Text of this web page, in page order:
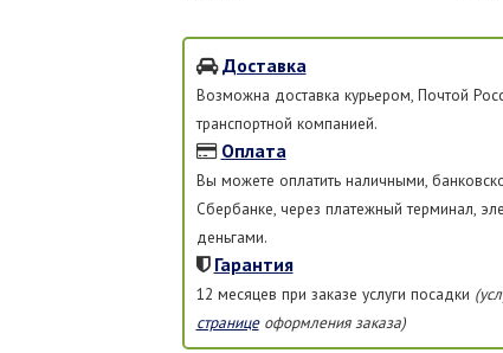
Доставка
Возможна доставка курьером, Почтой
транспортной компанией.
Оплата
Вы можете оплатить наличными,
Сбербанке, через платежный терминал,
деньгами.
Гарантия
12 месяцев при заказе услуги посадки
страницеоформления заказа)